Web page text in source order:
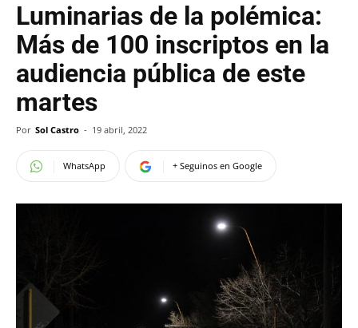
Luminarias de la polémica:
Más de 100 inscriptos en la
audiencia pública de este
martes
Por Sol Castro - 19 abril, 2022
WhatsApp + Seguinos en Google